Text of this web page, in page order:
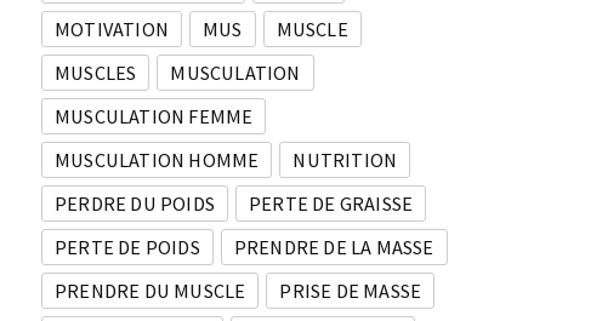
MOTIVATION
MUS
MUSCLE
MUSCLES
MUSCULATION
MUSCULATION FEMME
MUSCULATION HOMME
NUTRITION
PERDRE DU POIDS
PERTE DE GRAISSE
PERTE DE POIDS
PRENDRE DE LA MASSE
PRENDRE DU MUSCLE
PRISE DE MASSE